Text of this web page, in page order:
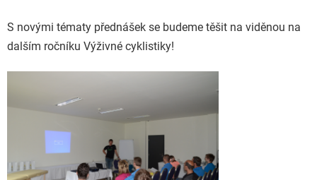
S novými tématy přednášek se budeme těšit na viděnou na
dalším ročníku Výživné cyklistiky!